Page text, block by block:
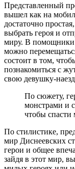
Представленный
вышел как на
достаточно
выбрать героя и
миру. В помощники
можно
состоит в том,
познакомиться с
свою девушку-
По сюжету,
монстрами и
чтобы спасти
По стилистике,
мир Диснеевских
герои и общее
зайдя в этот мир,